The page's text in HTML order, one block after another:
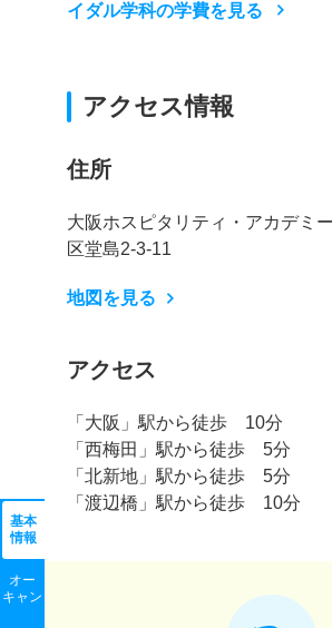
基本
情報
オー
キャン
イダル学科の学費を見る
アクセス情報
住所
大阪ホスピタリティ・アカデミ
区堂島2-3-11
地図を見る
アクセス
「大阪」駅から徒歩 10分
「西梅田」駅から徒歩 5分
「北新地」駅から徒歩 5分
「渡辺橋」駅から徒歩 10分